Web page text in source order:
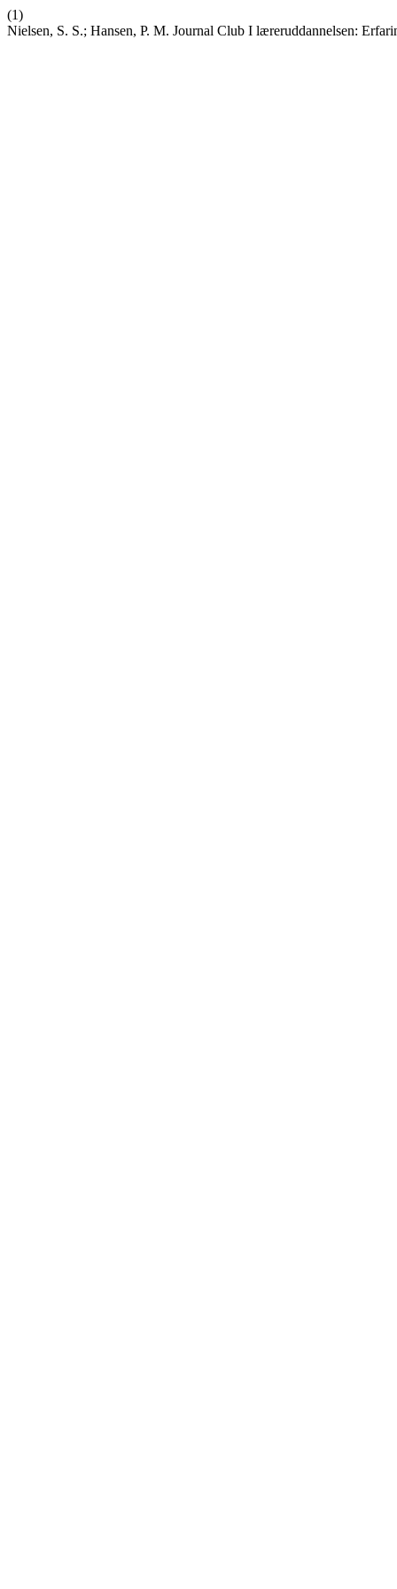
(1)
Nielsen, S. S.; Hansen, P. M. Journal Club I læreruddannelsen: